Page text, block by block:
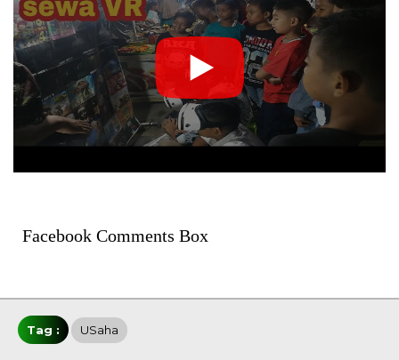
Facebook Comments Box
Tag : USaha